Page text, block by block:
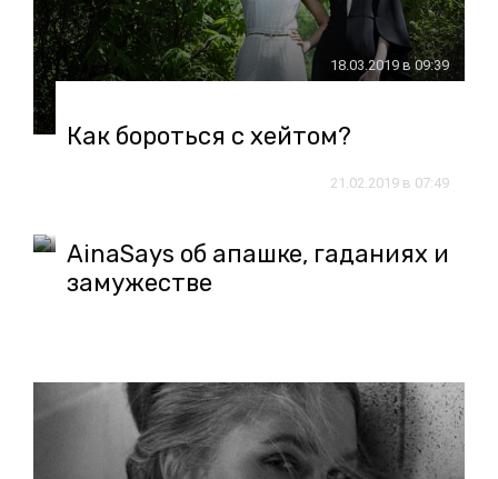
18.03.2019 в 09:39
Как бороться с хейтом?
21.02.2019 в 07:49
AinaSays об апашке, гаданиях и
замужестве